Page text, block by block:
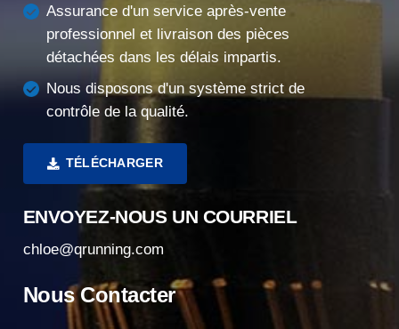
Assurance d'un service après-vente
professionnel et livraison des pièces
détachées dans les délais impartis.
Nous disposons d'un système strict de
contrôle de la qualité.
TÉLÉCHARGER
ENVOYEZ-NOUS UN COURRIEL
chloe@qrunning.com
Nous Contacter